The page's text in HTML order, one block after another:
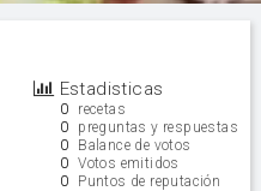
Estadisticas
0 recetas
0 preguntas y respuestas
0 Balance de votos
0 Votos emitidos
0 Puntos de reputación